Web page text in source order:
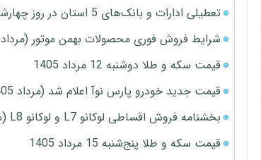
تعطیلی ادارات و بانک‌های 5 استان در روز چهارشنبه
شرایط فروش فوری محصولات بهمن موتور (مرداد 1405)
قیمت سکه و طلا دوشنبه 12 مرداد 1405
قیمت جدید خودرو پارس نوآ اعلام شد (مرداد 1405)
بخشنامه فروش اقساطی لوکانو L7 و لوکانو L8 (مرداد 1405)
قیمت سکه و طلا پنج‌شنبه 15 مرداد 1405